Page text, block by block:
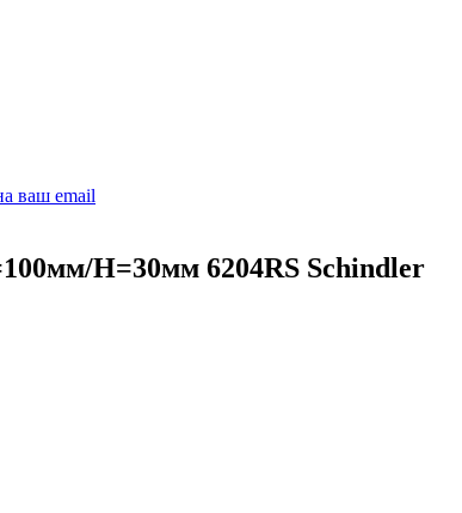
ваш email
H=30мм 6204RS Schindler